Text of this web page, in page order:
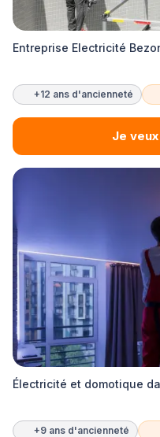
Entreprise Electricité
+12 ans d'ancienneté
Je
Électricité et domotique
+9 ans d'ancienneté